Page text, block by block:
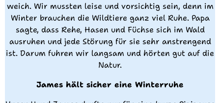
weich. Wir mussten leise und vorsichtig sein, denn im
Winter brauchen die Wildtiere ganz viel Ruhe. Papa
sagte, dass Rehe, Hasen und Füchse sich im Wald
ausruhen und jede Störung für sie sehr anstrengend
ist. Darum fuhren wir langsam und hörten gut auf die
Natur.
James hält sicher eine Winterruhe